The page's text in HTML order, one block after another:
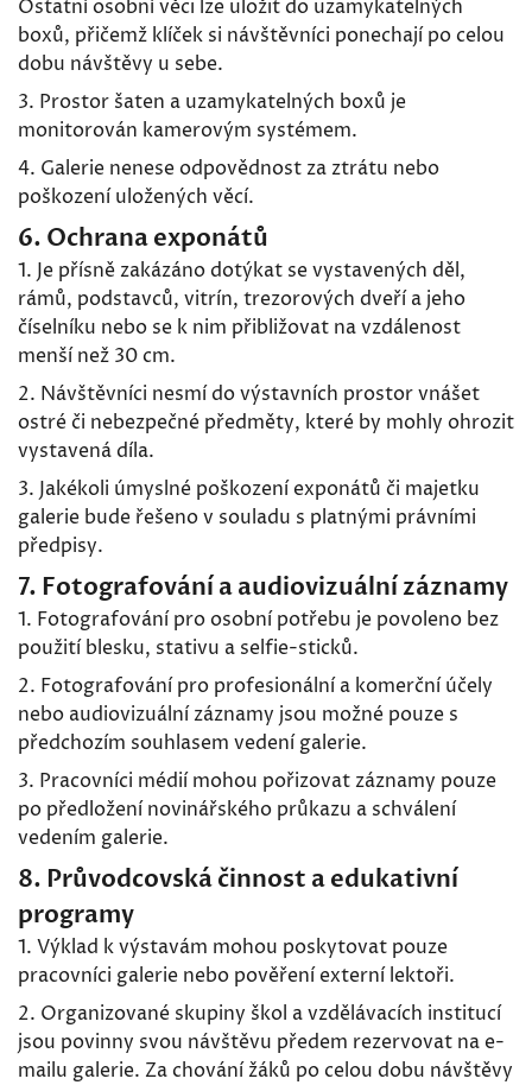
Ostatní osobní věci lze uložit do uzamykatelných
boxů, přičemž klíček si návštěvníci ponechají po celou
dobu návštěvy u sebe.
3. Prostor šaten a uzamykatelných boxů je
monitorován kamerovým systémem.
4. Galerie nenese odpovědnost za ztrátu nebo
poškození uložených věcí.
6. Ochrana exponátů
1. Je přísně zakázáno dotýkat se vystavených děl,
rámů, podstavců, vitrín, trezorových dveří a jeho
číselníku nebo se k nim přibližovat na vzdálenost
menší než 30 cm.
2. Návštěvníci nesmí do výstavních prostor vnášet
ostré či nebezpečné předměty, které by mohly ohrozit
vystavená díla.
3. Jakékoli úmyslné poškození exponátů či majetku
galerie bude řešeno v souladu s platnými právními
předpisy.
7. Fotografování a audiovizuální záznamy
1. Fotografování pro osobní potřebu je povoleno bez
použití blesku, stativu a selfie-sticků.
2. Fotografování pro profesionální a komerční účely
nebo audiovizuální záznamy jsou možné pouze s
předchozím souhlasem vedení galerie.
3. Pracovníci médií mohou pořizovat záznamy pouze
po předložení novinářského průkazu a schválení
vedením galerie.
8. Průvodcovská činnost a edukativní
programy
1. Výklad k výstavám mohou poskytovat pouze
pracovníci galerie nebo pověření externí lektoři.
2. Organizované skupiny škol a vzdělávacích institucí
jsou povinny svou návštěvu předem rezervovat na e-
mailu galerie. Za chování žáků po celou dobu návštěvy